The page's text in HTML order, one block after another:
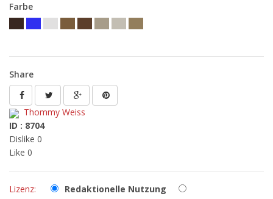
Farbe
Share
Thommy Weiss
ID : 8704
Dislike 0
Like 0
Lizenz:
Redaktionelle Nutzung